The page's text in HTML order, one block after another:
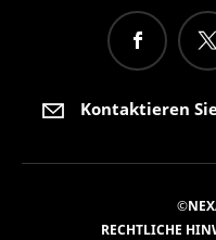
Kontaktieren
RECHTLICHE